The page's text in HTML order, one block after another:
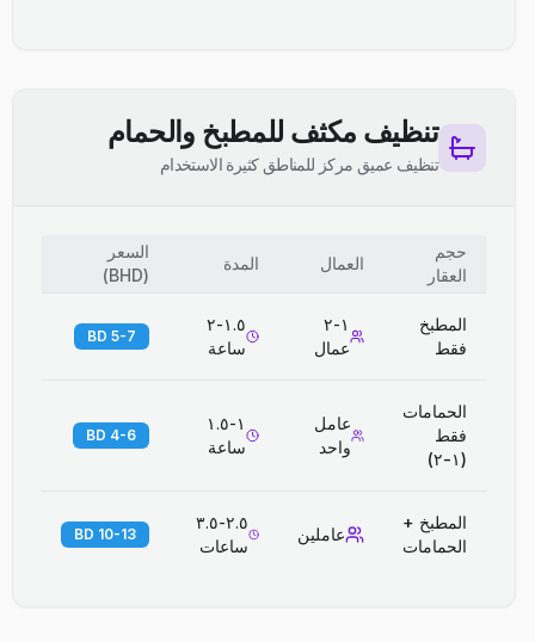
تنظيف مكثف للمطبخ والحمام
تنظيف عميق مركز للمناطق كثيرة الاستخدام
حجم
العقار
العمال المدة
السعر
(
BHD
)
المطبخ
فقط
١-٢
عمال
١.٥-٢
ساعة
5-7 BD
الحمامات
فقط
(١-٢)
عامل
واحد
١-١.٥
ساعة
4-6 BD
المطبخ +
الحمامات
عاملين
٢.٥-٣.٥
ساعات
10-13 BD